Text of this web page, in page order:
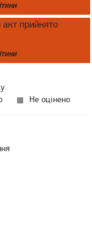
прийнято
Не оцінено